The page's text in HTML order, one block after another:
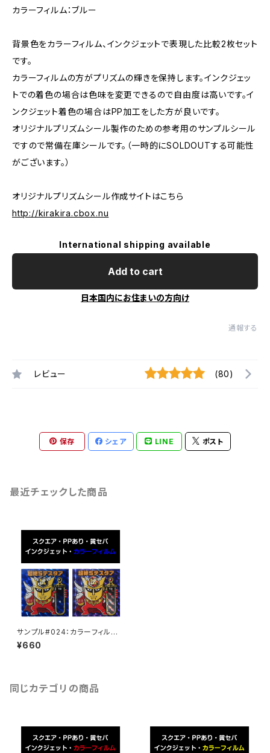
カラーフィルム：ブルー
背景色をカラーフィルム、インクジェットで表現した比較2枚セット
です。
カラーフィルムの方がプリズムの輝きを保持します。インクジェッ
トでの着色の場合は色味を変更できるので自由度は高いです。イ
ンクジェット着色の場合はPP加工をした方が良いです。
オリジナルプリズムシール製作のための参考用のサンプルシール
ですので常備在庫シールです。（一時的にSOLDOUTする可能性
がございます。）
オリジナルプリズムシール作成サイトはこちら
http://kirakira.cbox.nu
International shipping available
Add to cart
日本国内にお住まいの方向け
通報する
レビュー (80)
保存 シェア LINE ポスト
最近チェックした商品
サンプル#024：カラーフィルム /
インクジェット2枚セット
¥660
同じカテゴリの商品